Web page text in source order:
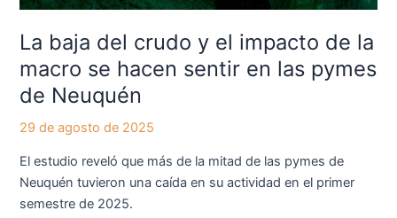
La baja del crudo y el impacto de la
macro se hacen sentir en las pymes
de Neuquén
29 de agosto de 2025
El estudio reveló que más de la mitad de las pymes de
Neuquén tuvieron una caída en su actividad en el primer
semestre de 2025.
macro
se
hacen
sentir
en
pymes
de
Neuquén